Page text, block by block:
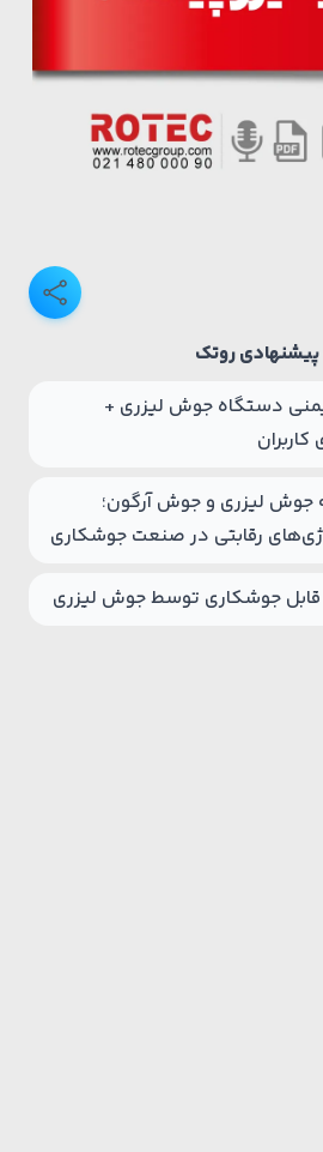
پیشنهادی روتک
دستگاه جوش لیزری +
کاربران
جوش لیزری و جوش آرگون؛
رقابتی در صنعت جوشکاری
قابل جوشکاری توسط جوش لیزری